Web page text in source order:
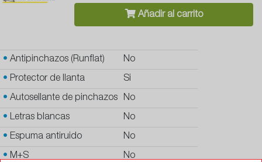
Añadir al carrito
• Antipinchazos (Runflat) No
• Protector de llanta Si
• Autosellante de pinchazos No
• Letras blancas No
• Espuma antiruido No
• M+S No